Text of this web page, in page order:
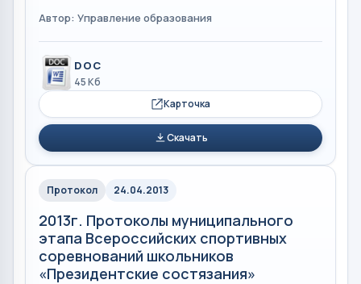
Автор: Управление образования
DOC
45 Кб
Карточка
Скачать
Протокол 24.04.2013
2013г. Протоколы муниципального
этапа Всероссийских спортивных
соревнований школьников
«Президентские состязания»